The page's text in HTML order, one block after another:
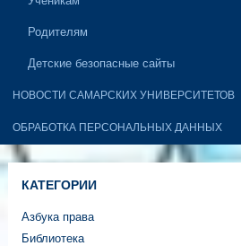
Родителям
Детские безопасные сайты
НОВОСТИ САМАРСКИХ УНИВЕРСИТЕТОВ
ОБРАБОТКА ПЕРСОНАЛЬНЫХ ДАННЫХ
КАТЕГОРИИ
Азбука права
Библиотека